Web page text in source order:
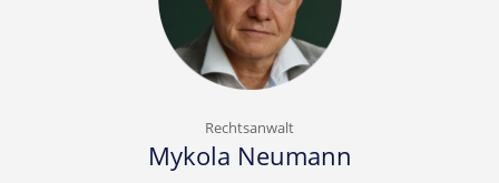
Rechtsanwalt
Mykola Neumann